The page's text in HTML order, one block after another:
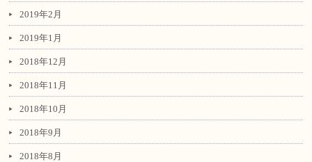
2019年2月
2019年1月
2018年12月
2018年11月
2018年10月
2018年9月
2018年8月